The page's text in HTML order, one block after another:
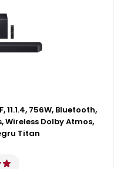
756W, Bluetooth,
Wireless Dolby Atmos,
Titan